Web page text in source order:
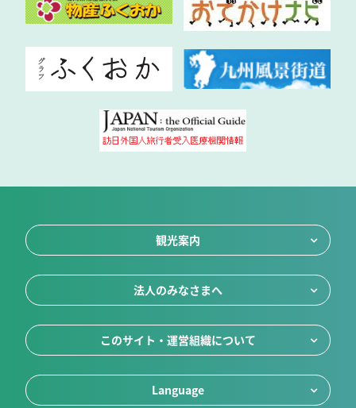
観光案内
法人のみなさまへ
このサイト・運営組織について
Language